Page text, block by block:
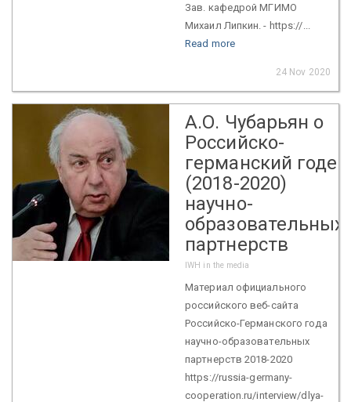
Зав. кафедрой МГИМО
Михаил Липкин. - https://...
Read more
24 Nov 2020
А.О. Чубарьян о
Российско-
германский годе
(2018-2020)
научно-
образовательных
партнерств
IWH in the media
Материал официального
российского веб-сайта
Российско-Германского года
научно-образовательных
партнерств 2018-2020
https://russia-germany-
cooperation.ru/interview/dlya-